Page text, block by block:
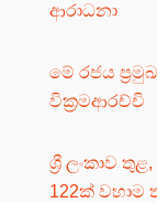
ආරාධනා
මේ රජය
වික්‍රමආරච්චි
ශ්‍රී ලංකාව
122ක්